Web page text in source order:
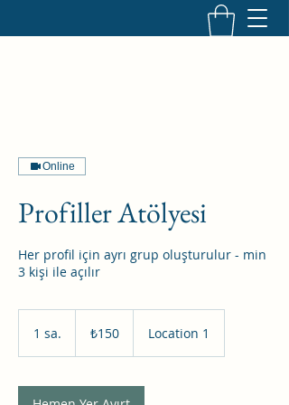
Online
Profiller Atölyesi
Her profil için ayrı grup oluşturulur - min
3 kişi ile açılır
1 sa.
Türk
lirası₺150 Location 1